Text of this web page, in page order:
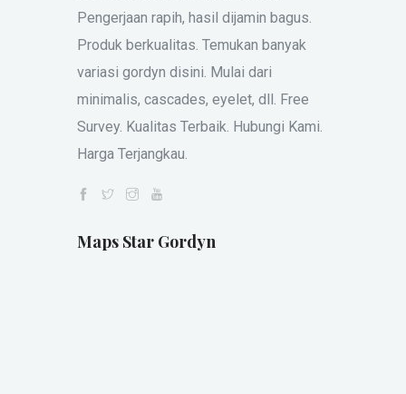
Pengerjaan rapih, hasil dijamin bagus.
Produk berkualitas. Temukan banyak
variasi gordyn disini. Mulai dari
minimalis, cascades, eyelet, dll. Free
Survey. Kualitas Terbaik. Hubungi Kami.
Harga Terjangkau.
Maps Star Gordyn